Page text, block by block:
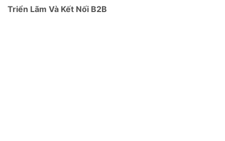
Triển Lãm Và Kết Nối B2B